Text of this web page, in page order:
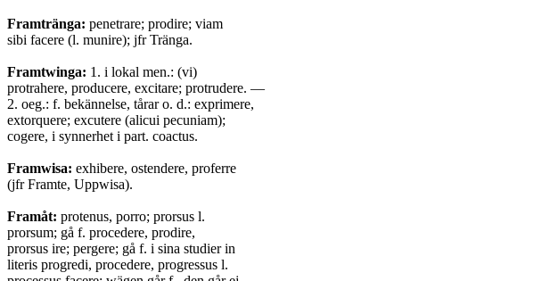
Framtränga: penetrare; prodire; viam
sibi facere (l. munire); jfr Tränga.
Framtwinga: 1. i lokal men.: (vi)
protrahere, producere, excitare; protrudere. —
2. oeg.: f. bekännelse, tårar o. d.: exprimere,
extorquere; excutere (alicui pecuniam);
cogere, i synnerhet i part. coactus.
Framwisa: exhibere, ostendere, proferre
(jfr Framte, Uppwisa).
Framåt: protenus, porro; prorsus l.
prorsum; gå f. procedere, prodire,
prorsus ire; pergere; gå f. i sina studier in
literis progredi, procedere, progressus l.